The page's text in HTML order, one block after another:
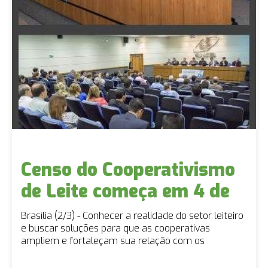
Censo do Cooperativismo
de Leite começa em 4 de
abril
Brasília (2/3) - Conhecer a realidade do setor leiteiro
e buscar soluções para que as cooperativas
ampliem e fortaleçam sua relação com os